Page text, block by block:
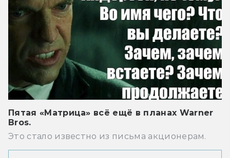
Пятая «Матрица» всё ещё в планах Warner
Bros.
Это стало известно из письма акционерам.